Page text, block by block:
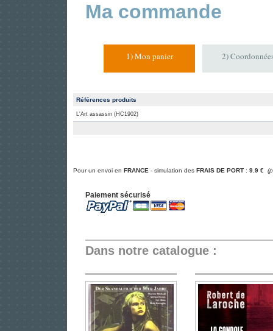
Ma commande
1) Mon panier 2)
Références produits
L'Art assassin (HC1902)
Pour un envoi en FRANCE - simulation des FRAIS DE PORT : 9.9 €
Paiement sécurisé
Dans notre catalogue :